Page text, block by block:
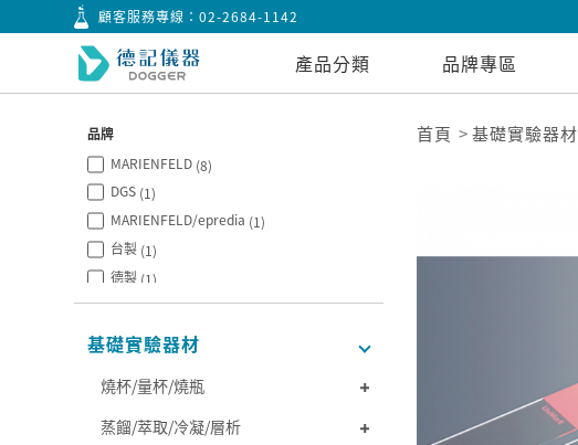
顧客服務專線：02-2684-1142
產品分類 品牌專區
品牌
MARIENFELD (8)
DGS (1)
MARIENFELD/epredia (1)
台製 (1)
德製 (1)
CITOTEST(6)
基礎實驗器材
燒杯/量杯/燒瓶
蒸餾/萃取/冷凝/層析
首頁 基礎實驗器材